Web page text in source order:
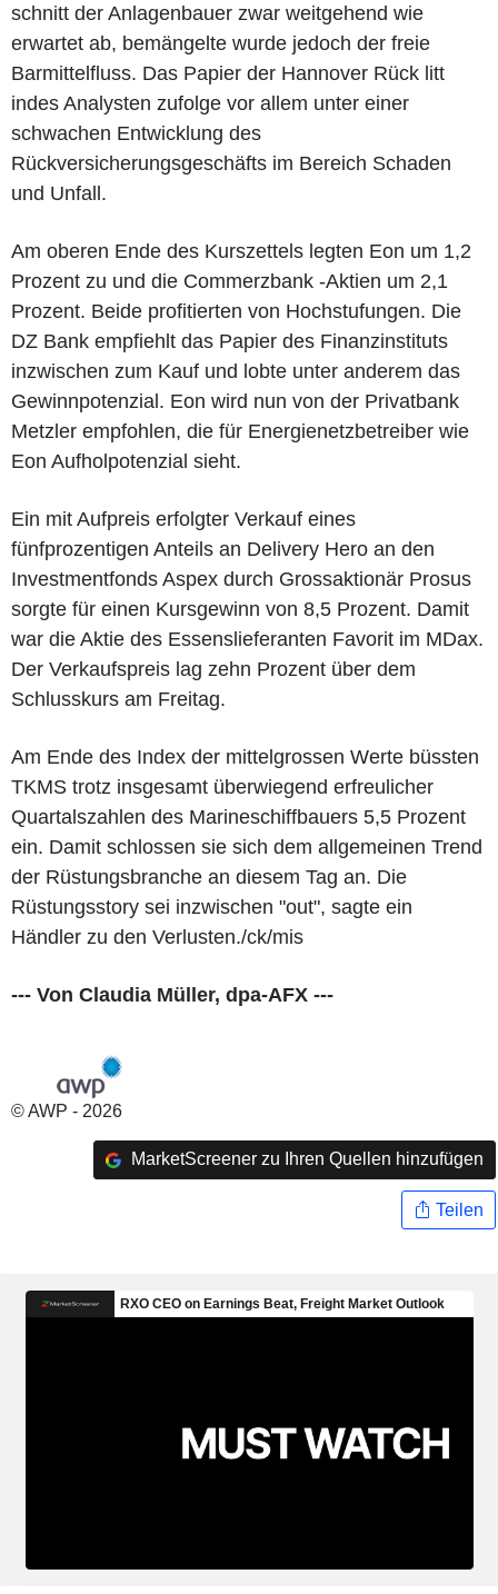
schnitt der Anlagenbauer zwar weitgehend wie
erwartet ab, bemängelte wurde jedoch der freie
Barmittelfluss. Das Papier der Hannover Rück litt
indes Analysten zufolge vor allem unter einer
schwachen Entwicklung des
Rückversicherungsgeschäfts im Bereich Schaden
und Unfall.
Am oberen Ende des Kurszettels legten Eon um 1,2
Prozent zu und die Commerzbank -Aktien um 2,1
Prozent. Beide profitierten von Hochstufungen. Die
DZ Bank empfiehlt das Papier des Finanzinstituts
inzwischen zum Kauf und lobte unter anderem das
Gewinnpotenzial. Eon wird nun von der Privatbank
Metzler empfohlen, die für Energienetzbetreiber wie
Eon Aufholpotenzial sieht.
Ein mit Aufpreis erfolgter Verkauf eines
fünfprozentigen Anteils an Delivery Hero an den
Investmentfonds Aspex durch Grossaktionär Prosus
sorgte für einen Kursgewinn von 8,5 Prozent. Damit
war die Aktie des Essenslieferanten Favorit im MDax.
Der Verkaufspreis lag zehn Prozent über dem
Schlusskurs am Freitag.
Am Ende des Index der mittelgrossen Werte büssten
TKMS trotz insgesamt überwiegend erfreulicher
Quartalszahlen des Marineschiffbauers 5,5 Prozent
ein. Damit schlossen sie sich dem allgemeinen Trend
der Rüstungsbranche an diesem Tag an. Die
Rüstungsstory sei inzwischen "out", sagte ein
Händler zu den Verlusten./ck/mis
--- Von Claudia Müller, dpa-AFX ---
© AWP - 2026
MarketScreener zu Ihren Quellen hinzufügen
Teilen